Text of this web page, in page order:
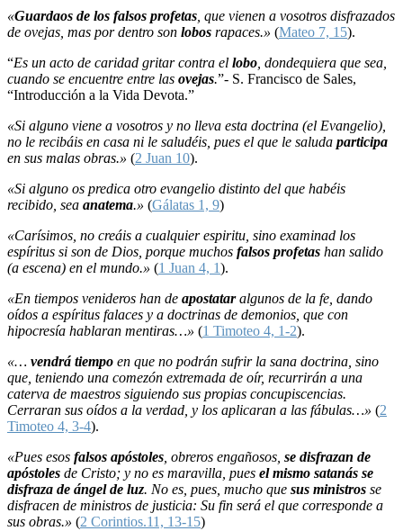
«Guardaos de los falsos profetas, que vienen a vosotros disfrazados
de ovejas, mas por dentro son lobos rapaces.» (Mateo 7, 15).
“Es un acto de caridad gritar contra el lobo, dondequiera que sea,
cuando se encuentre entre las ovejas.”- S. Francisco de Sales,
“Introducción a la Vida Devota.”
«Si alguno viene a vosotros y no lleva esta doctrina (el Evangelio),
no le recibáis en casa ni le saludéis, pues el que le saluda participa
en sus malas obras.» (2 Juan 10).
«Si alguno os predica otro evangelio distinto del que habéis
recibido, sea anatema.» (Gálatas 1, 9)
«Carísimos, no creáis a cualquier espiritu, sino examinad los
espíritus si son de Dios, porque muchos falsos profetas han salido
(a escena) en el mundo.» (1 Juan 4, 1).
«En tiempos venideros han de apostataralgunos de la fe, dando
oídos a espíritus falaces y a doctrinas de demonios, que con
hipocresía hablaran mentiras…» (1 Timoteo 4, 1-2).
«… vendrá tiempo en que no podrán sufrir la sana doctrina, sino
que, teniendo una comezón extremada de oír, recurrirán a una
caterva de maestros siguiendo sus propias concupiscencias.
Cerraran sus oídos a la verdad, y los aplicaran a las fábulas…» (2
Timoteo 4, 3-4).
«Pues esos falsos apóstoles, obreros engañosos, se disfrazan de
apóstoles de Cristo; y no es maravilla, pues el mismo satanás se
disfraza de ángel de luz. No es, pues, mucho que sus ministros se
disfracen de ministros de justicia: Su fin será el que corresponde a
sus obras.» (2 Corintios.11, 13-15)